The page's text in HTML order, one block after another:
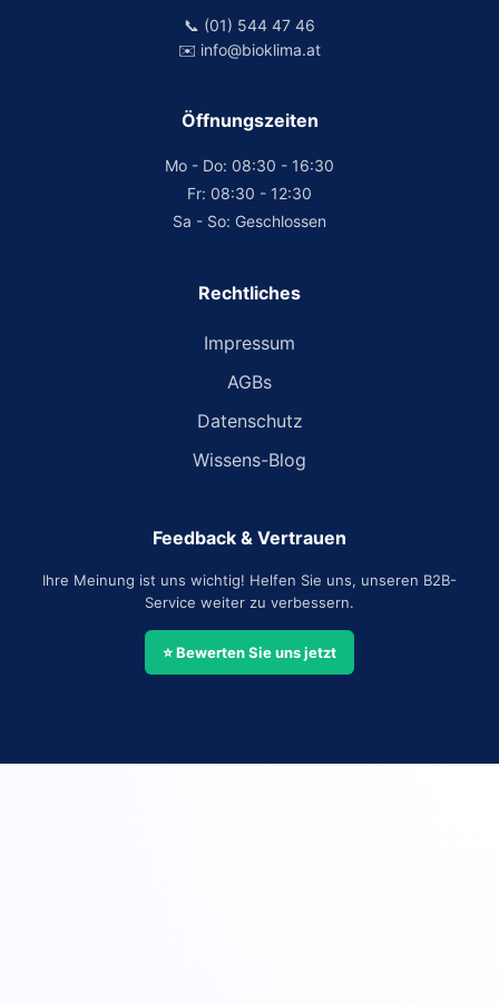
📞 (01) 544 47 46
✉️ info@bioklima.at
Öffnungszeiten
Mo - Do: 08:30 - 16:30
Fr: 08:30 - 12:30
Sa - So: Geschlossen
Rechtliches
Impressum
AGBs
Datenschutz
Wissens-Blog
Feedback & Vertrauen
Ihre Meinung ist uns wichtig! Helfen Sie uns, unseren B2B-
Service weiter zu verbessern.
⭐ Bewerten Sie uns jetzt